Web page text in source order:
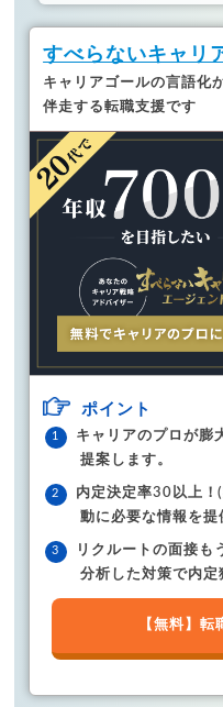
すべらないキャリ
キャリアゴールの言語化
伴走する転職支援です
ポイント
キャリアのプロが膨
提案します。
内定決定率30以上！
動に必要な情報を提
リクルートの面接も
分析した対策で内定
【無料】